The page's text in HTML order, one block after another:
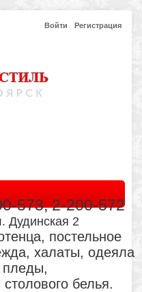
Войти Регистрация
573, 2-200-572
Дудинская 2
постельное
халаты, одеяла
пледы,
белья.